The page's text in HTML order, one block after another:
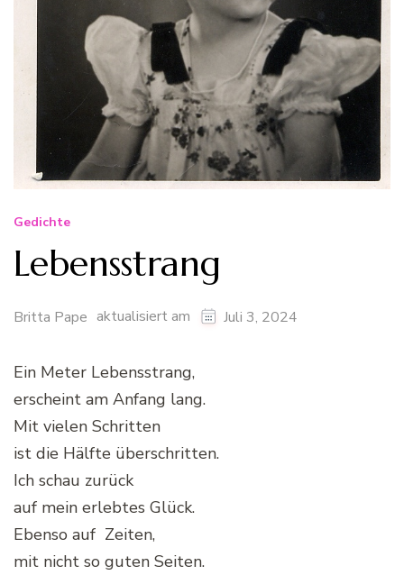
Gedichte
Lebensstrang
Britta Pape aktualisiert am Juli 3, 2024
Ein Meter Lebensstrang,
erscheint am Anfang lang.
Mit vielen Schritten
ist die Hälfte überschritten.
Ich schau zurück
auf mein erlebtes Glück.
Ebenso auf Zeiten,
mit nicht so guten Seiten.